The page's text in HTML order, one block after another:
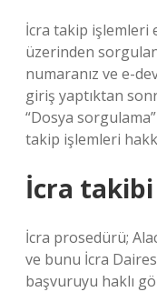
İcra takip işlemleri
üzerinden
numaranız ve e-
giriş yaptıktan
“Dosya
takip işlemleri
İcra takibi
İcra prosedürü;
ve bunu İcra
başvuruyu haklı